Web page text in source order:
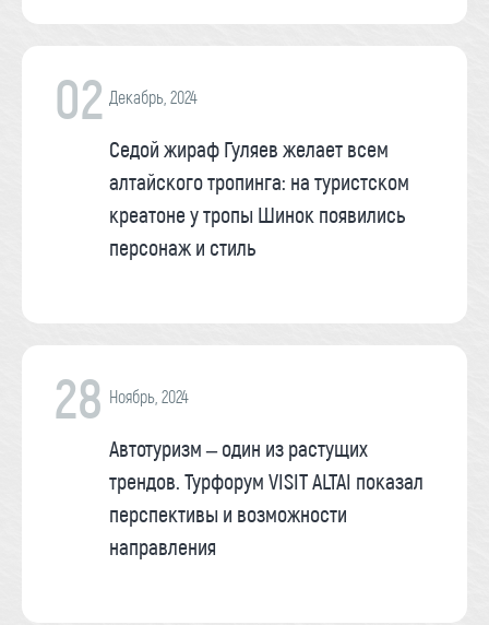
02 Декабрь, 2024
Седой жираф Гуляев желает всем
алтайского тропинга: на туристском
креатоне у тропы Шинок появились
персонаж и стиль
28 Ноябрь, 2024
Автотуризм – один из растущих
трендов. Турфорум VISIT ALTAI показал
перспективы и возможности
направления